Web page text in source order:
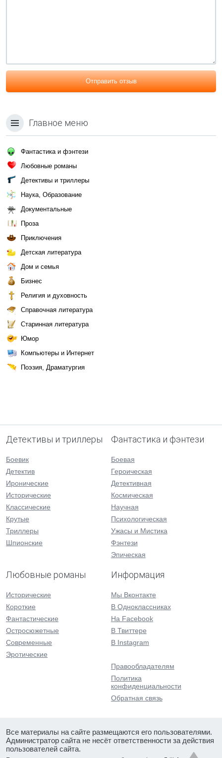
Отправить отзыв
Главное меню
Фантастика и фэнтези
Любовные романы
Детективы и триллеры
Наука, Образование
Документальные
Проза
Приключения
Детская литература
Дом и семья
Бизнес
Религия и духовность
Справочная литература
Старинная литература
Юмор
Компьютеры и Интернет
Поэзия, Драматургия
Детективы и триллеры
Боевик
Детектив
Иронические
Исторические
Классические
Крутые
Триллеры
Шпионские
Фантастика и фэнтези
Боевая
Героическая
Детективная
Космическая
Научная
Психологическая
Ужасы и Мистика
Фэнтези
Эпическая
Любовные романы
Исторические
Короткие
Фантастические
Остросюжетные
Современные
Эротические
Информация
Мы Вконтакте
В Одноклассниках
На Facebook
В Твиттере
В Instagram
Правообладателям
Политика
конфиденциальности
Обратная связь
Все материалы на сайте размещаются его пользователями.
Администратор сайта не несёт ответственности за действия
пользователей сайта.